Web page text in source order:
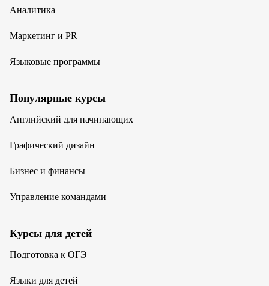
Аналитика
Маркетинг и PR
Языковые программы
Популярные курсы
Английский для начинающих
Графический дизайн
Бизнес и финансы
Управление командами
Курсы для детей
Подготовка к ОГЭ
Языки для детей